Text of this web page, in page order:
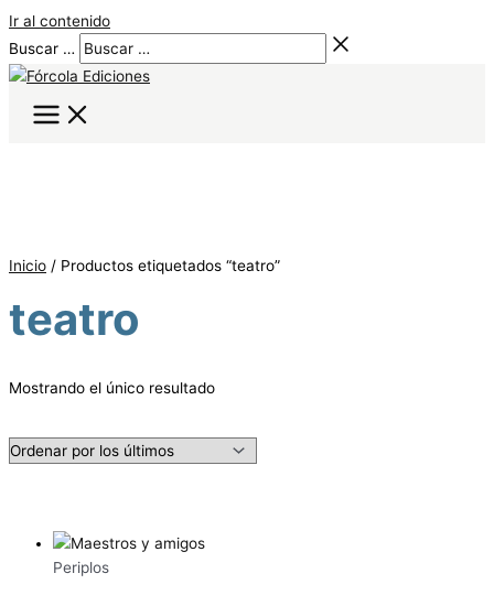
Ir al contenido
Buscar …
Inicio / Productos etiquetados “teatro”
teatro
Mostrando el único resultado
Periplos